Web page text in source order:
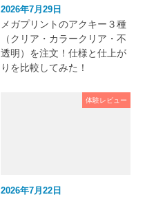
2026年7月29日
メガプリントのアクキー３種
（クリア・カラークリア・不
透明）を注文！仕様と仕上が
りを比較してみた！
体験レビュー
2026年7月22日